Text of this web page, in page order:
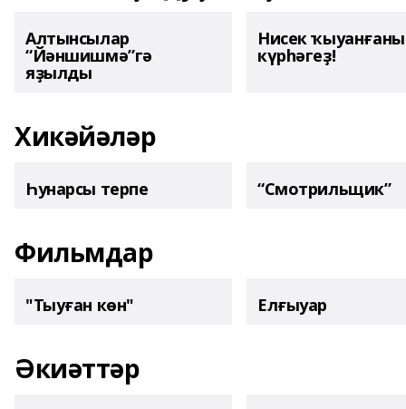
Алтынсылар
“Йәншишмә”гә
яҙылды
Нисек
күрһәгеҙ!
Хикәйәләр
Һунарсы терпе “Смотрильщик”
Фильмдар
"Тыуған көн" Елғыуар
Әкиәттәр